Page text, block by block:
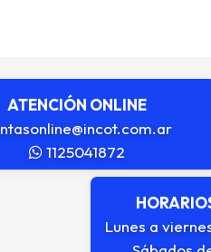
ATENCIÓN ONLINE
1125041872
Lunes a